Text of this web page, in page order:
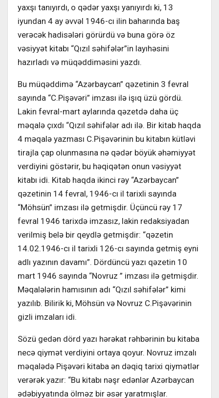
yaxşı tanıyırdı, o qədər yaxşı yanıyırdı ki, 13
iyundan 4 ay əvvəl 1946-cı ilin baharında baş
verəcək hadisələri görürdü və buna görə öz
vəsiyyət kitabı “Qızıl səhifələr”in layıhəsini
hazırladı və müqəddiməsini yazdı.
Bu müqəddimə “Azərbaycan” qəzetinin 3 fevral
sayında “C.Pişəvəri” imzası ilə işıq üzü gördü.
Lakin fevral-mart aylarında qəzetdə daha üç
məqalə çıxdı “Qızıl səhifələr adı ilə. Bir kitab haqda
4 məqalə yazması C.Pişəvərinin bu kitabın kütləvi
tirajla çap olunmasına nə qədər böyük əhəmiyyət
verdiyini göstərir, bu həqiqətən onun vəsiyyət
kitabı idi. Kitab haqda ikinci rəy “Azərbaycan”
qəzetinin 14 fevral, 1946-cı il tarixli sayında
“Möhsün” imzası ilə getmişdir. Üçüncü rəy 17
fevral 1946 tarixdə imzasız, lakin redaksiyadan
verilmiş belə bir qeydlə getmişdir: “qəzetin
14.02.1946-cı il tarixli 126-cı sayında getmiş eyni
adlı yazının davamı”. Dördüncü yazı qəzetin 10
mart 1946 sayında “Novruz ” imzası ilə getmişdir.
Məqalələrin hamısının adı “Qızıl səhifələr” kimi
yazılıb. Bilirik ki, Möhsün və Novruz C.Pişəvərinin
gizli imzaları idi.
Sözü gedən dörd yazı hərəkat rəhbərinin bu kitaba
necə qiymət verdiyini ortaya qoyur. Novruz imzalı
məqalədə Pişəvəri kitaba ən dəqiq tarixi qiymətlər
verərək yazır: “Bu kitabı nəşr edənlər Azərbaycan
ədəbiyyatında ölməz bir əsər yaratmışlar.